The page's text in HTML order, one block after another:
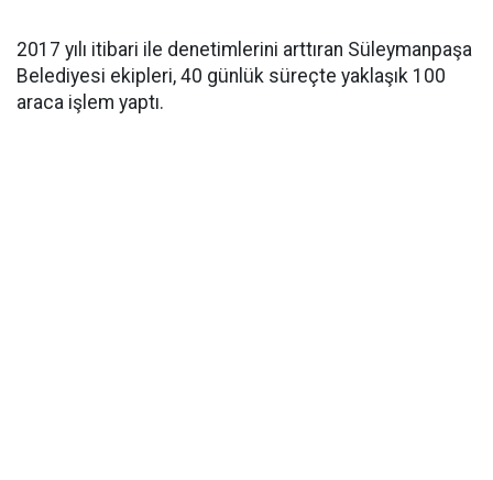
2017 yılı itibari ile denetimlerini arttıran Süleymanpaşa
Belediyesi ekipleri, 40 günlük süreçte yaklaşık 100
araca işlem yaptı.